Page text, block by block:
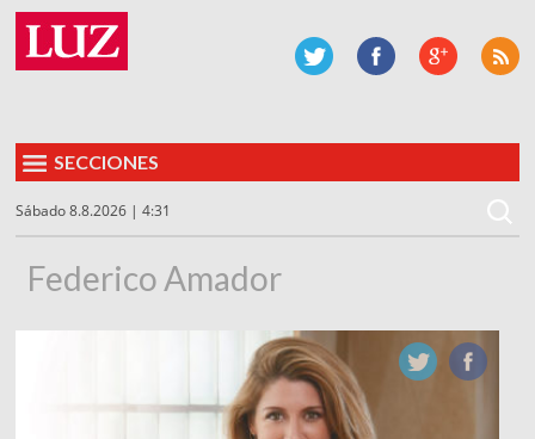
SECCIONES
Sábado 8.8.2026 | 4:31
Federico Amador